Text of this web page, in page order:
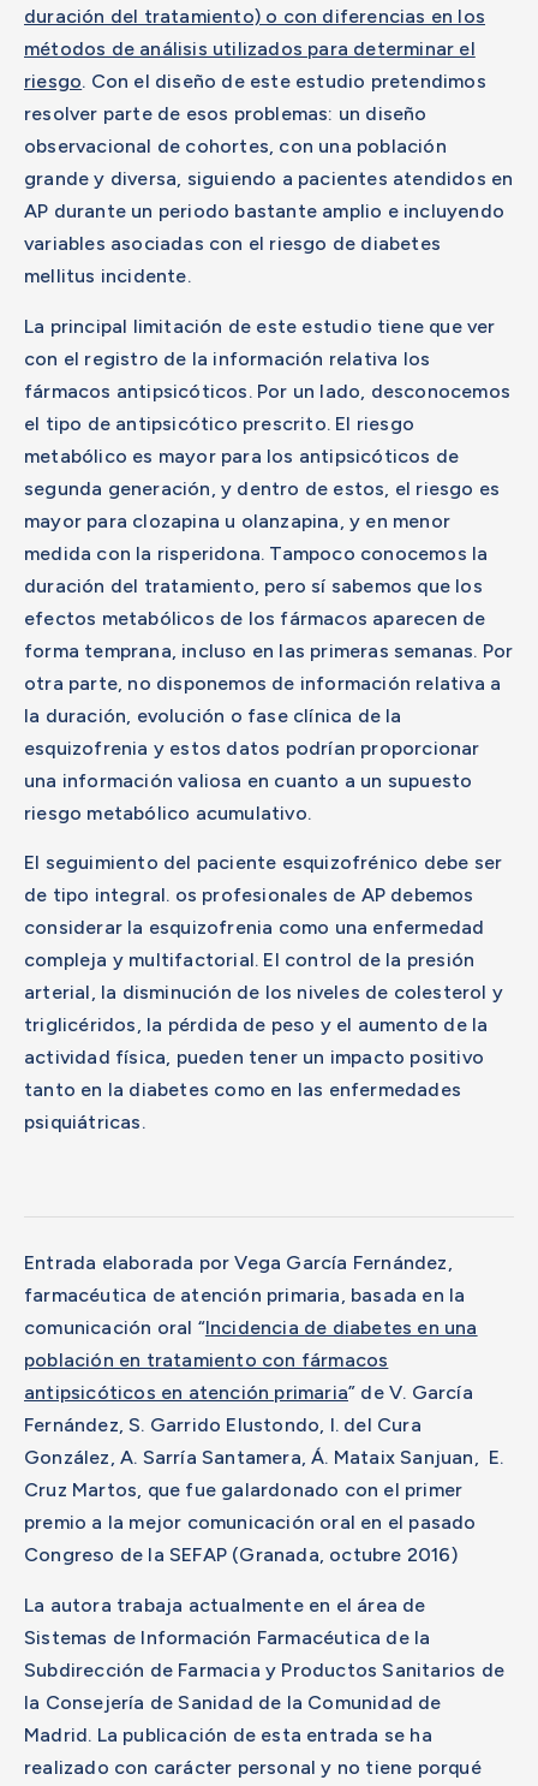
duración del tratamiento) o con diferencias en los
métodos de análisis utilizados para determinar el
riesgo. Con el diseño de este estudio pretendimos
resolver parte de esos problemas: un diseño
observacional de cohortes, con una población
grande y diversa, siguiendo a pacientes atendidos en
AP durante un periodo bastante amplio e incluyendo
variables asociadas con el riesgo de diabetes
mellitus incidente.
La principal limitación de este estudio tiene que ver
con el registro de la información relativa los
fármacos antipsicóticos. Por un lado, desconocemos
el tipo de antipsicótico prescrito. El riesgo
metabólico es mayor para los antipsicóticos de
segunda generación, y dentro de estos, el riesgo es
mayor para clozapina u olanzapina, y en menor
medida con la risperidona. Tampoco conocemos la
duración del tratamiento, pero sí sabemos que los
efectos metabólicos de los fármacos aparecen de
forma temprana, incluso en las primeras semanas. Por
otra parte, no disponemos de información relativa a
la duración, evolución o fase clínica de la
esquizofrenia y estos datos podrían proporcionar
una información valiosa en cuanto a un supuesto
riesgo metabólico acumulativo.
El seguimiento del paciente esquizofrénico debe ser
de tipo integral. os profesionales de AP debemos
considerar la esquizofrenia como una enfermedad
compleja y multifactorial. El control de la presión
arterial, la disminución de los niveles de colesterol y
triglicéridos, la pérdida de peso y el aumento de la
actividad física, pueden tener un impacto positivo
tanto en la diabetes como en las enfermedades
psiquiátricas.
Entrada elaborada por Vega García Fernández,
farmacéutica de atención primaria, basada en la
comunicación oral “Incidencia de diabetes en una
población en tratamiento con fármacos
antipsicóticos en atención primaria” de V. García
Fernández, S. Garrido Elustondo, I. del Cura
González, A. Sarría Santamera, Á. Mataix Sanjuan, E.
Cruz Martos, que fue galardonado con el primer
premio a la mejor comunicación oral en el pasado
Congreso de la SEFAP (Granada, octubre 2016)
La autora trabaja actualmente en el área de
Sistemas de Información Farmacéutica de la
Subdirección de Farmacia y Productos Sanitarios de
la Consejería de Sanidad de la Comunidad de
Madrid. La publicación de esta entrada se ha
realizado con carácter personal y no tiene porqué